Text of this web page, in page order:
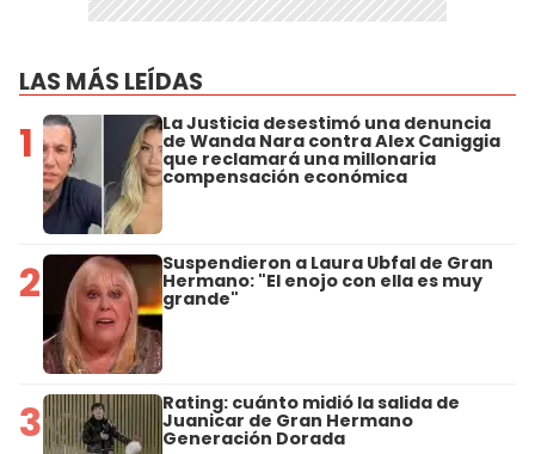
LAS MÁS LEÍDAS
1 La Justicia desestimó una denuncia
de Wanda Nara contra Alex Caniggia
que reclamará una millonaria
compensación económica
2 Suspendieron a Laura Ubfal de Gran
Hermano: "El enojo con ella es muy
grande"
3 Rating: cuánto midió la salida de
Juanicar de Gran Hermano
Generación Dorada